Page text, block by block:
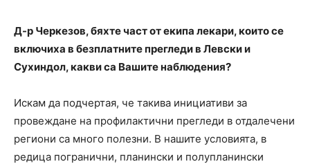
Д-р Черкезов, бяхте част от екипа лекари, които се
включиха в безплатните прегледи в Левски и
Сухиндол, какви са Вашите наблюдения?
Искам да подчертая, че такива инициативи за
провеждане на профилактични прегледи в отдалечени
региони са много полезни. В нашите условията, в
редица погранични, планински и полупланински